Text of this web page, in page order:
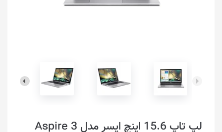
لپ تاپ 15.6 اینچ ایسر مدل Aspire 3